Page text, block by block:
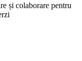
și colaborare pentru